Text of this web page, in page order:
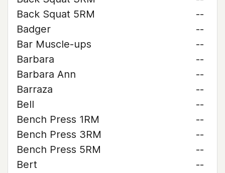
Back Squat 5RM
--
Badger
--
Bar Muscle-ups
--
Barbara
--
Barbara Ann
--
Barraza
--
Bell
--
Bench Press 1RM
--
Bench Press 3RM
--
Bench Press 5RM
--
Bert
--